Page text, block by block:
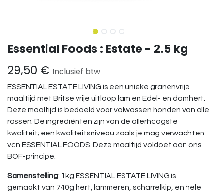
Essential Foods : Estate - 2.5 kg
29,50 € Inclusief btw
ESSENTIAL ESTATE LIVING is een unieke granenvrije
maaltijd met Britse vrije uitloop lam en Edel- en damhert.
Deze maaltijd is bedoeld voor volwassen honden van alle
rassen. De ingrediënten zijn van de allerhoogste
kwaliteit; een kwaliteitsniveau zoals je mag verwachten
van ESSENTIAL FOODS. Deze maaltijd voldoet aan ons
BOF-principe.
Samenstelling: 1kg ESSENTIAL ESTATE LIVING is
gemaakt van 740g hert, lammeren, scharrelkip, en hele